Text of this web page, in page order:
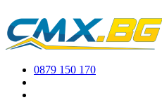
0879 150 170